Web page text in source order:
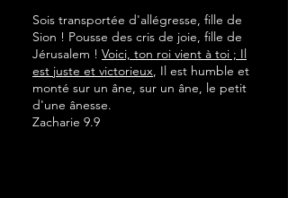
Sois transportée d'allégresse, fille de
Sion ! Pousse des cris de joie, fille de
Jérusalem ! Voici, ton roi vient à toi ; Il
est juste et victorieux, Il est humble et
monté sur un âne, sur un âne, le petit
d'une ânesse.
Zacharie 9.9